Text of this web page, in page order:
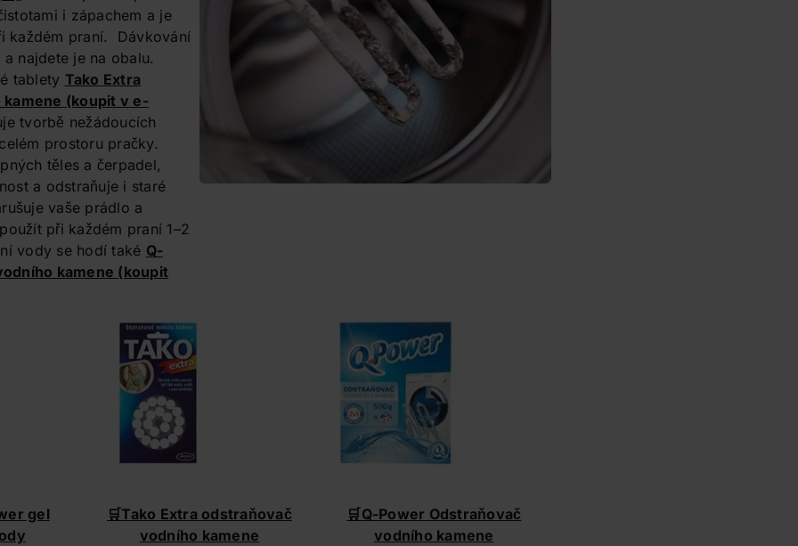
i zápachem a je
každém praní. Dávkování
najdete je na obalu.
tablety Tako Extra
(koupit v e-
tvorbě nežádoucích
prostoru pračky.
těles a čerpadel,
a odstraňuje i staré
vaše prádlo a
při každém praní 1–2
vody se hodí také Q-
kamene (koupit
gel
🛒Tako Extra odstraňovač
vodního kamene
🛒Q-Power Odstraňovač
vodního kamene